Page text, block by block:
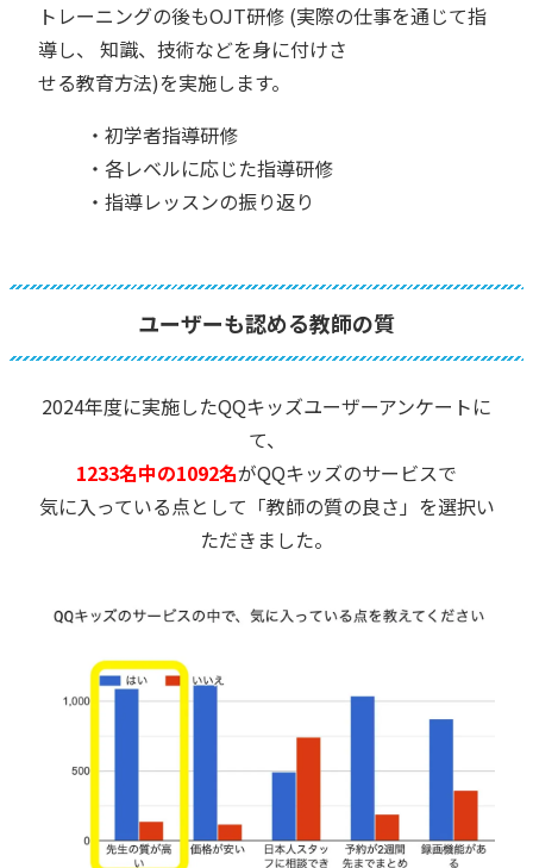
トレーニングの後もOJT研修 (実際の仕事を通じて指
導し、 知識、技術などを身に付けさ
せる教育方法)を実施します。
・初学者指導研修
・各レベルに応じた指導研修
・指導レッスンの振り返り
ユーザーも認める教師の質
2024年度に実施したQQキッズユーザーアンケートに
て、
1233名中の1092名がQQキッズのサービスで
気に入っている点として「教師の質の良さ」を選択い
ただきました。